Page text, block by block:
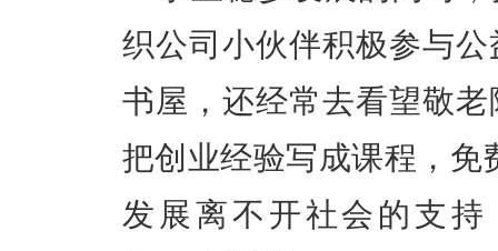
织公司小伙伴积极参与
书屋，还经常去看望敬
把创业经验写成课程，免
发展离不开社会的支